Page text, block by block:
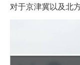
对于京津冀以及北